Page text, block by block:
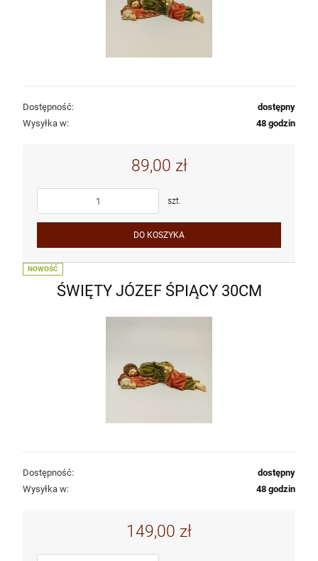
Dostępność:
dostępny
Wysyłka w:
48 godzin
89,00 zł
szt.
DO KOSZYKA
ŚWIĘTY JÓZEF ŚPIĄCY 30CM
Dostępność:
dostępny
Wysyłka w:
48 godzin
149,00 zł
NOWOŚĆ